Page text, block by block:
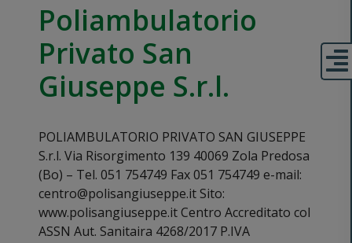
Poliambulatorio
Privato San
Giuseppe S.r.l.
POLIAMBULATORIO PRIVATO SAN GIUSEPPE
S.r.l. Via Risorgimento 139 40069 Zola Predosa
(Bo) – Tel. 051 754749 Fax 051 754749 e-mail:
centro@polisangiuseppe.it Sito:
www.polisangiuseppe.it Centro Accreditato col
ASSN Aut. Sanitaira 4268/2017 P.IVA